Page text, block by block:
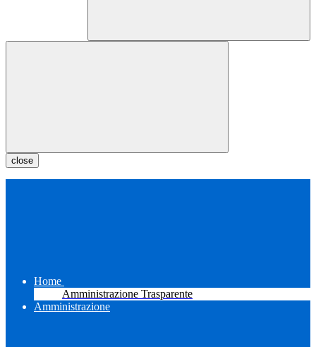
close
Home
Amministrazione Trasparente
Amministrazione